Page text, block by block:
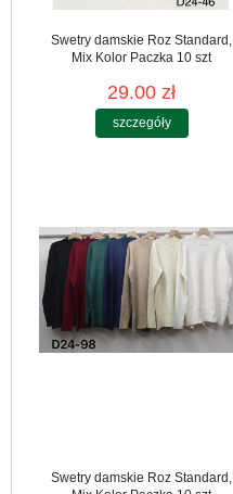
Swetry damskie Roz Standard,
Mix Kolor Paczka 10 szt
29.00 zł
szczegóły
Swetry damskie Roz Standard,